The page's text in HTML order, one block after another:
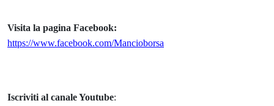
Visita la pagina Facebook:
https://www.facebook.com/Mancioborsa
Iscriviti al canale Youtube: